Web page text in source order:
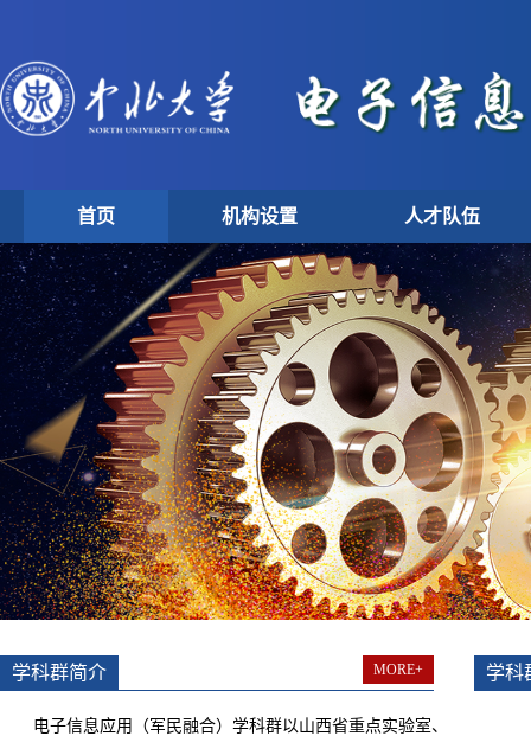
首页 机构设置 人才队伍
学科群简介 MORE+
电子信息应用（军民融合）学科群以山西省重点实验室、
学科